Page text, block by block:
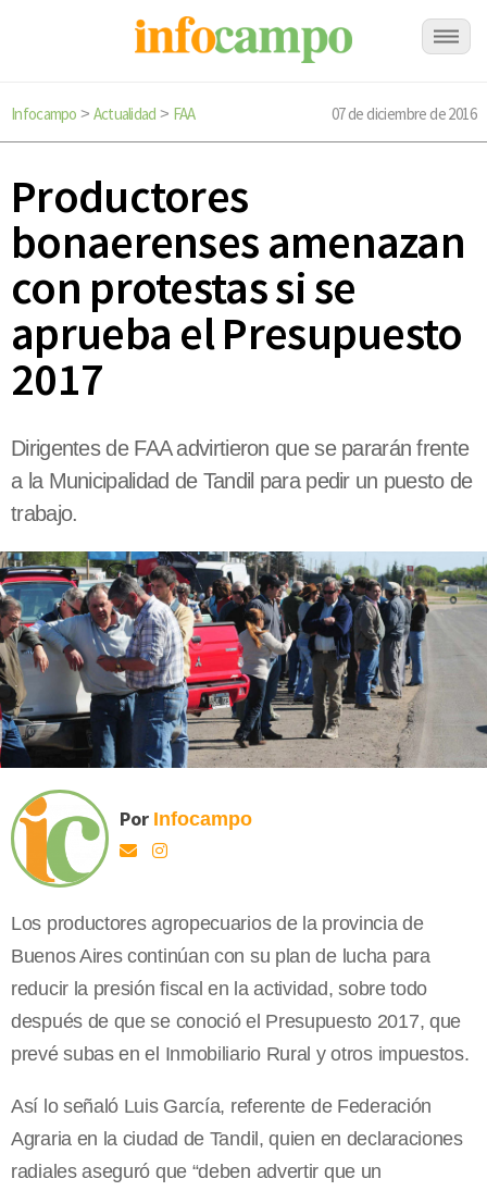
Infocampo > Actualidad > FAA 07 de diciembre de 2016
Productores
bonaerenses amenazan
con protestas si se
aprueba el Presupuesto
2017
Dirigentes de FAA advirtieron que se pararán frente
a la Municipalidad de Tandil para pedir un puesto de
trabajo.
Por Infocampo
Los productores agropecuarios de la provincia de
Buenos Aires continúan con su plan de lucha para
reducir la presión fiscal en la actividad, sobre todo
después de que se conoció el Presupuesto 2017, que
prevé subas en el Inmobiliario Rural y otros impuestos.
Así lo señaló Luis García, referente de Federación
Agraria en la ciudad de Tandil, quien en declaraciones
radiales aseguró que “deben advertir que un